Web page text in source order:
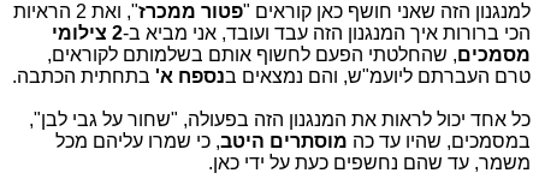
למנגנון הזה שאני חושף כאן קוראים "פטור ממכרז
", ואת 2 הראיות
הכי ברורות איך המנגנון הזה עבד ועובד, אני מביא ב-
2 צילומי
מסמכים, שהחלטתי הפעם לחשוף אותם בשלמותם לקוראים,
טרם העברתם ליועמ"ש, והם נמצאים בנספח א' בתחתית הכתבה.
כל אחד יכול לראות את המנגנון הזה בפעולה, "שחור על גבי לבן",
במסמכים, שהיו עד כה מוסתרים היטב, כי שמרו עליהם מכל
משמר, עד שהם נחשפים כעת על ידי כאן.